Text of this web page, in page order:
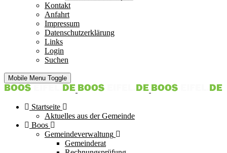
Kontakt
Anfahrt
Impressum
Datenschutzerklärung
Links
Login
Suchen
Mobile Menu Toggle
Startseite
Aktuelles aus der Gemeinde
Boos
Gemeindeverwaltung
Gemeinderat